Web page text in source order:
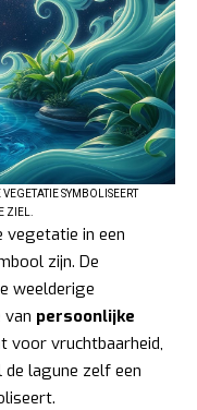
SYMBOLISEERT
ZIEL.
vegetatie in een
zijn. De
weelderige
van persoonlijke
voor vruchtbaarheid,
lagune zelf een